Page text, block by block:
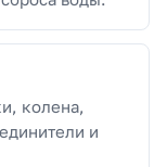
колена,
и